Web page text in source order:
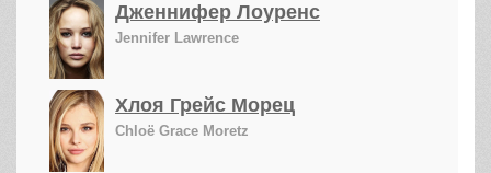
Дженнифер Лоуренс
Jennifer Lawrence
Хлоя Грейс Морец
Chloë Grace Moretz